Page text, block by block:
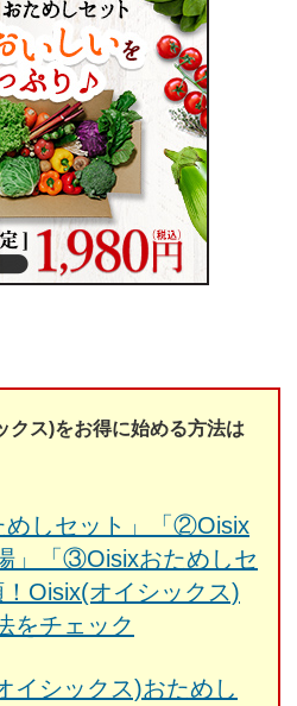
クス)をお得に始める方法は
めしセット」「②Oisix
」「③Oisixおためしセ
Oisix(オイシックス)
をチェック
イシックス)おためし